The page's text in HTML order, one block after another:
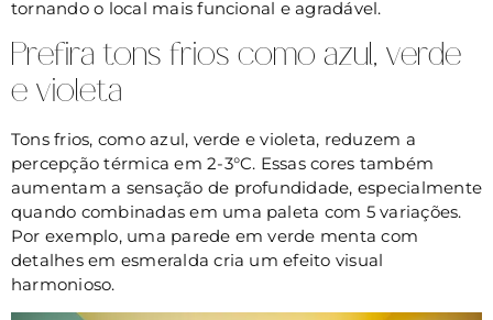
tornando o local mais funcional e agradável.
Prefira tons frios como azul, verde
e violeta
Tons frios, como azul, verde e violeta, reduzem a
percepção térmica em 2-3°C. Essas cores também
aumentam a sensação de profundidade, especialmente
quando combinadas em uma paleta com 5 variações.
Por exemplo, uma parede em verde menta com
detalhes em esmeralda cria um efeito visual
harmonioso.